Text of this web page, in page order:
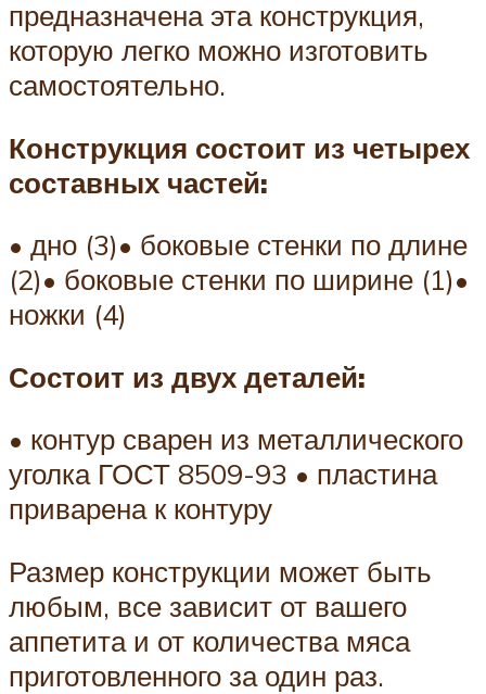
предназначена эта конструкция,
которую легко можно изготовить
самостоятельно.
Конструкция состоит из четырех
составных частей:
• дно (3)• боковые стенки по длине
(2)• боковые стенки по ширине (1)•
ножки (4)
Состоит из двух деталей:
• контур сварен из металлического
уголка ГОСТ 8509-93 • пластина
приварена к контуру
Размер конструкции может быть
любым, все зависит от вашего
аппетита и от количества мяса
приготовленного за один раз.